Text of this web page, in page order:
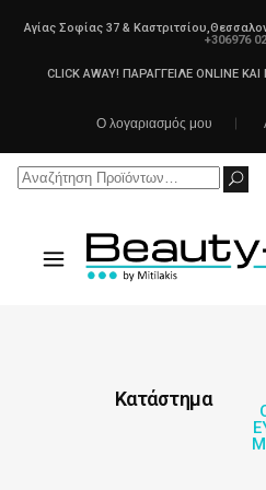
Αγίας Σοφίας 37 &
+306976
CLICK AWAY! ΠΑΡΑΓΓΕΙΛΕ ONLINE
Ο λογαριασμός μου
Search
Κατάστημα